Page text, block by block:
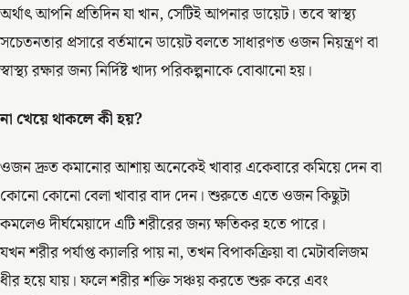
অর্থাৎ আপনি প্রতিদিন যা খান, সেটিই আপনার ডায়েট। তবে স্বাস্থ্য
সচেতনতার প্রসারে বর্তমানে ডায়েট বলতে সাধারণত ওজন নিয়ন্ত্রণ বা
স্বাস্থ্য রক্ষার জন্য নির্দিষ্ট খাদ্য পরিকল্পনাকে বোঝানো হয়।
না খেয়ে থাকলে কী হয়?
ওজন দ্রুত কমানোর আশায় অনেকেই খাবার একেবারে কমিয়ে দেন বা
কোনো কোনো বেলা খাবার বাদ দেন। শুরুতে এতে ওজন কিছুটা
কমলেও দীর্ঘমেয়াদে এটি শরীরের জন্য ক্ষতিকর হতে পারে।
যখন শরীর পর্যাপ্ত ক্যালরি পায় না, তখন বিপাকক্রিয়া বা মেটাবলিজম
ধীর হয়ে যায়। ফলে শরীর শক্তি সঞ্চয় করতে শুরু করে এবং